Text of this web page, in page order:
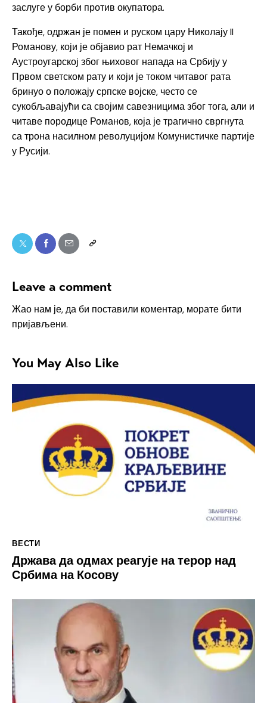
заслуге у борби против окупатора.
Такође, одржан је помен и руском цару Николају II
Романову, који је објавио рат Немачкој и
Аустроугарској због њиховог напада на Србију у
Првом светском рату и који је током читавог рата
бринуо о положају српске војске, често се
сукобљавајући са својим савезницима због тога, али и
читаве породице Романов, која је трагично свргнута
са трона насилном револуцијом Комунистичке партије
у Русији.
Leave a comment
Жао нам је, да би поставили коментар, морате бити
пријављени.
You May Also Like
ВЕСТИ
Држава да одмах реагује на терор над
Србима на Косову